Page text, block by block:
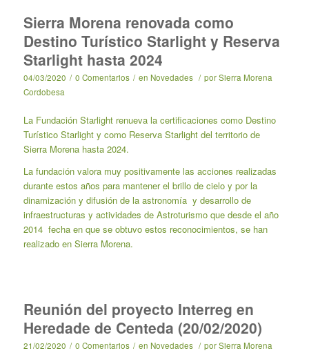
Sierra Morena renovada como
Destino Turístico Starlight y Reserva
Starlight hasta 2024
04/03/2020 / 0 Comentarios / en Novedades / porSierra Morena
Cordobesa
La Fundación Starlight renueva la certificaciones como Destino
Turístico Starlight y como Reserva Starlight del territorio de
Sierra Morena hasta 2024.
La fundación valora muy positivamente las acciones realizadas
durante estos años para mantener el brillo de cielo y por la
dinamización y difusión de la astronomía y desarrollo de
infraestructuras y actividades de Astroturismo que desde el año
2014 fecha en que se obtuvo estos reconocimientos, se han
realizado en Sierra Morena.
Reunión del proyecto Interreg en
Heredade de Centeda (20/02/2020)
21/02/2020 / 0 Comentarios / en Novedades / porSierra Morena